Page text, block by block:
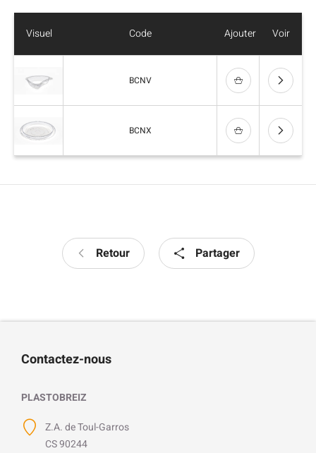
Visuel Code Ajouter Voir
BCNV
BCNX
Retour Partager
Contactez-nous
PLASTOBREIZ
Z.A. de Toul-Garros
CS 90244